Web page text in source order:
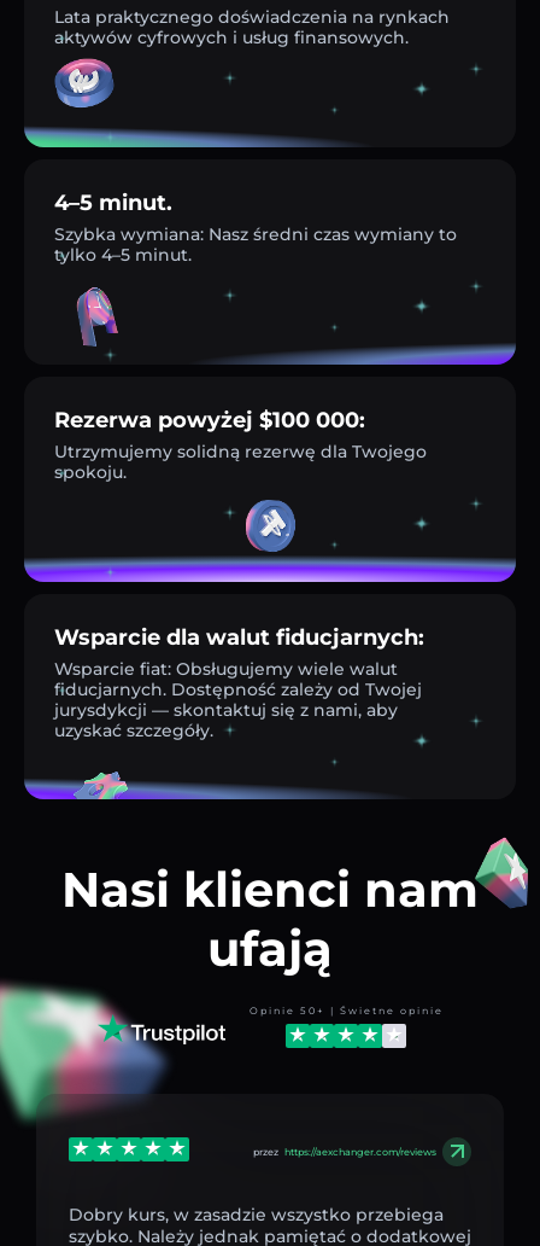
Lata praktycznego doświadczenia na rynkach
aktywów cyfrowych i usług finansowych.
4–5 minut.
Szybka wymiana: Nasz średni czas wymiany to
tylko 4–5 minut.
Rezerwa powyżej $100 000:
Utrzymujemy solidną rezerwę dla Twojego
spokoju.
Wsparcie dla walut fiducjarnych:
Wsparcie fiat: Obsługujemy wiele walut
fiducjarnych. Dostępność zależy od Twojej
jurysdykcji — skontaktuj się z nami, aby
uzyskać szczegóły.
Nasi klienci nam
ufają
Opinie 50+ | Świetne opinie
przez https://aexchanger.com/reviews
Dobry kurs, w zasadzie wszystko przebiega
szybko. Należy jednak pamiętać o dodatkowej